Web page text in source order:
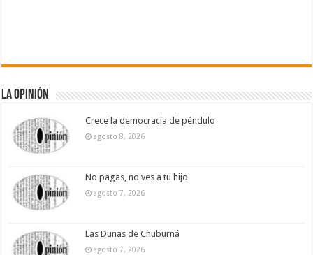
La Opinión
Crece la democracia de péndulo
agosto 8, 2026
No pagas, no ves a tu hijo
agosto 7, 2026
Las Dunas de Chuburná
agosto 7, 2026